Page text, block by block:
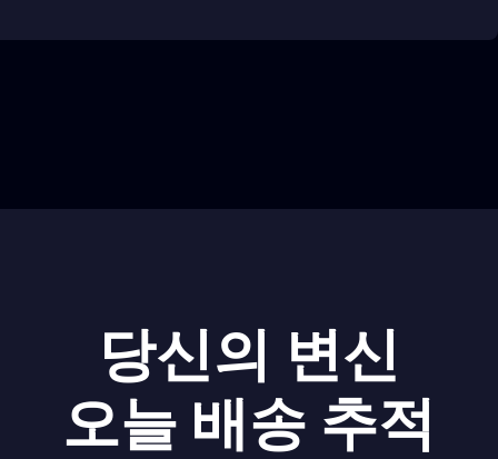
당신의 변신
오늘 배송 추적